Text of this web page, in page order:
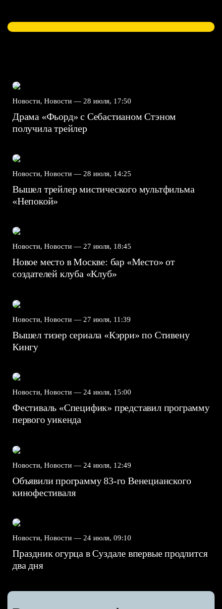
Новости, Новости — 28 июля, 17:50
Драма «Фьорд» с Себастианом Стэном
получила трейлер
Новости, Новости — 28 июля, 14:25
Вышел трейлер мистического мультфильма
«Непокой»
Новости, Новости — 27 июля, 18:45
Новое место в Москве: бар «Место» от
создателей клуба «Клуб»
Новости, Новости — 27 июля, 11:39
Вышел тизер сериала «Кэрри» по Стивену
Кингу
Новости, Новости — 24 июля, 15:00
Фестиваль «Специфик» представил программу
первого уикенда
Новости, Новости — 24 июля, 12:49
Объявили программу 83-го Венецианского
кинофестиваля
Новости, Новости — 24 июля, 09:10
Праздник огурца в Суздале впервые продлится
два дня